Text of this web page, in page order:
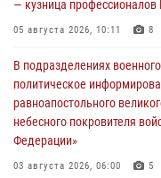
— кузница профессионалов
05 августа 2026, 10:11 8
В подразделениях
политическое
равноапостольного
небесного покровителя
Федерации»
03 августа 2026, 06:00 5